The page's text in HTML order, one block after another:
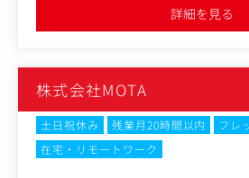
画・ディレクションポジションの正
インフルエンサーやアフィリエイター
策、広告活用を見据えた動画企画な
ーケティング施策の企画・推進をお
単なる運用ではなく、「どうブラン
か」、「どう売上につなげるか」を
に貢献できるやりがいのあるポジションで
●リモートワークや副業を活用した柔軟な
詳細を見る
株式会社MOTA
土日祝休み 残業月20時間以内
フレ
在宅・リモートワーク